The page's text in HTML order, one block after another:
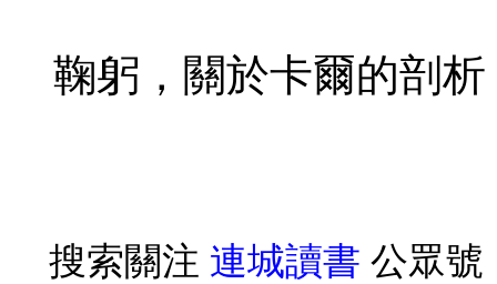
鞠躬，關於卡爾的剖析
搜索關注 連城讀書 公眾號